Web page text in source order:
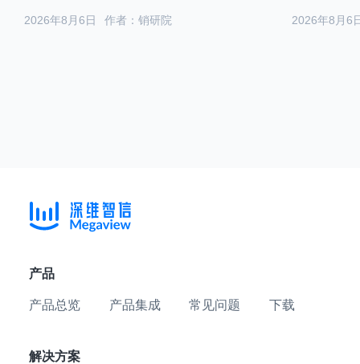
作者：销研院
2026年8月6日 2026年8月6
产品
产品总览 产品集成 常见问题 下载
解决方案